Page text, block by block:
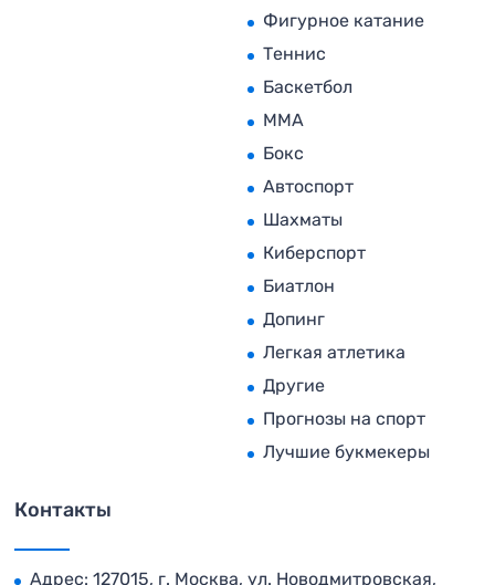
Фигурное катание
Теннис
Баскетбол
MMA
Бокс
Автоспорт
Шахматы
Киберспорт
Биатлон
Допинг
Легкая атлетика
Другие
Прогнозы на спорт
Лучшие букмекеры
Контакты
Адрес: 127015, г. Москва, ул. Новодмитровская,